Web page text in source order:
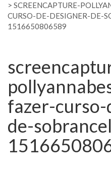
> SCREENCAPTURE-
CURSO-DE-DESIGNER-DE-
1516650806589
fazer-
de-